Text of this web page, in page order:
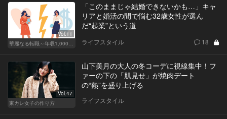
Vol.11
華麗なる転職～年収1,000万超の道～
「このままじゃ結婚できないかも…」キャ
リアと婚活の間で悩む32歳女性が選ん
だ“起業”という道
ライフスタイル 18
Vol.47
東カレ女子の作り方
山下美月の大人の冬コーデに視線集中！フ
ァーの下の「肌見せ」が焼肉デート
の“熱”を盛り上げる
ライフスタイル